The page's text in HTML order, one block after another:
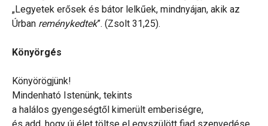
„Legyetek erősek és bátor lelkűek, mindnyájan, akik az
Úrban reménykedtek”. (Zsolt 31,25).
Könyörgés
Könyörögjünk!
Mindenható Istenünk, tekints
a halálos gyengeségtől kimerült emberiségre,